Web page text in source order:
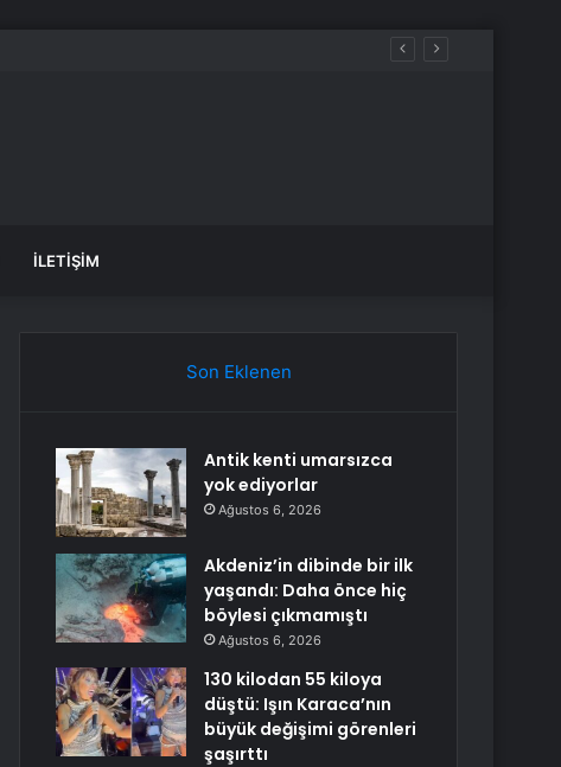
İLETIŞIM
Son Eklenen
Antik kenti umarsızca
yok ediyorlar
Ağustos 6, 2026
Akdeniz’in dibinde bir ilk
yaşandı: Daha önce hiç
böylesi çıkmamıştı
Ağustos 6, 2026
130 kilodan 55 kiloya
düştü: Işın Karaca’nın
büyük değişimi görenleri
şaşırttı